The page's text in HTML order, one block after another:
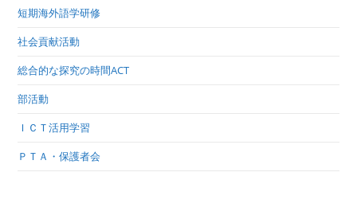
短期海外語学研修
社会貢献活動
総合的な探究の時間ACT
部活動
ＩＣＴ活用学習
ＰＴＡ・保護者会